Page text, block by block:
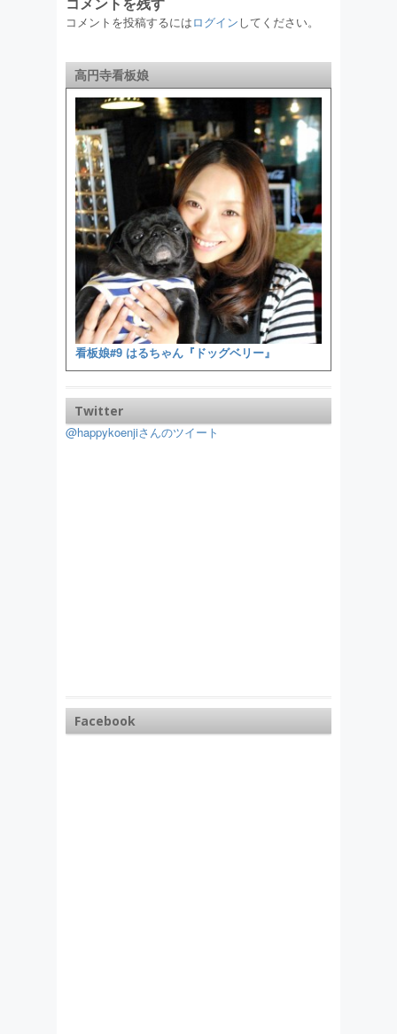
コメントを投稿するにはログインしてください。
高円寺看板娘
看板娘#9 はるちゃん『ドッグベリー』
Twitter
@happykoenjiさんのツイート
Facebook